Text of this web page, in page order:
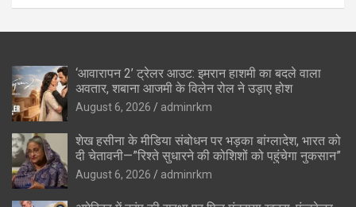
‘आवारापन 2’ ट्रेलर आउट: इमरान हाशमी का बदले वाला
अवतार, शबाना आजमी के विलेन रोल ने उड़ाए होश
August 6, 2026 adminrkm
शेख हसीना के मीडिया संबोधन पर भड़का बांग्लादेश, भारत को
दी चेतावनी—”रिश्ते सुधारने की कोशिशों को पहुंचेगा नुकसान”
August 6, 2026 adminrkm